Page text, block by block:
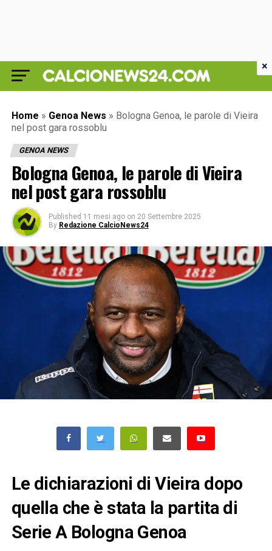
Home » Genoa News » Bologna Genoa, le parole di Vieira
nel post gara rossoblu
GENOA NEWS
Bologna Genoa, le parole di Vieira
nel post gara rossoblu
Published 11 mesi ago on 20 Settembre 2025
By Redazione CalcioNews24
Le dichiarazioni di Vieira dopo
quella che è stata la partita di
Serie A Bologna Genoa
×